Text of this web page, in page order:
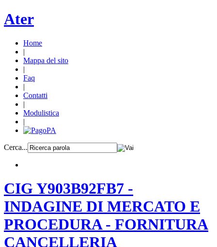
Ater
Home
|
Mappa del sito
|
Faq
|
Contatti
|
Modulistica
|
Cerca...
CIG Y903B92FB7 -
INDAGINE DI MERCATO E
PROCEDURA - FORNITURA
CANCELLERIA